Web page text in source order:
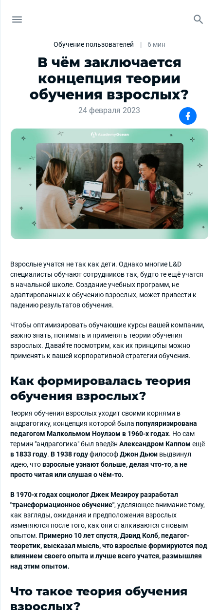
Обучение пользователей | 6 мин
В чём заключается
концепция теории
обучения взрослых?
24 февраля 2023
Взрослые учатся не так как дети. Однако многие L&D
специалисты обучают сотрудников так, будто те ещё учатся
в начальной школе. Создание учебных программ, не
адаптированных к обучению взрослых, может привести к
падению результатов обучения.
Чтобы оптимизировать обучающие курсы вашей компании,
важно знать, понимать и применять теории обучения
взрослых. Давайте посмотрим, как их принципы можно
применять к вашей корпоративной стратегии обучения.
Как формировалась теория
обучения взрослых?
Теория обучения взрослых уходит своими корнями в
андрагогику, концепция которой была популяризирована
педагогом Малкольмом Ноулзом в 1960-х годах. Но сам
термин "андрагогика" был введён Александром Каппом ещё
в 1833 году. В 1938 годуфилософДжон Дьюи выдвинул
идею, чтовзрослые узнают больше, делая что-то, а не
просто читая или слушая о чём-то.
В 1970-х годах социолог Джек Мезироу разработал
"трансформационное обучение", уделяющее внимание тому,
как взгляды, ожидания и предположения взрослых
изменяются после того, как они сталкиваются с новым
опытом. Примерно 10 лет спустя, Дэвид Колб, педагог-
теоретик, высказал мысль, что взрослые формируются под
влиянием своего опыта и лучше всего учатся, размышляя
над этим опытом.
Что такое теория обучения
взрослых?